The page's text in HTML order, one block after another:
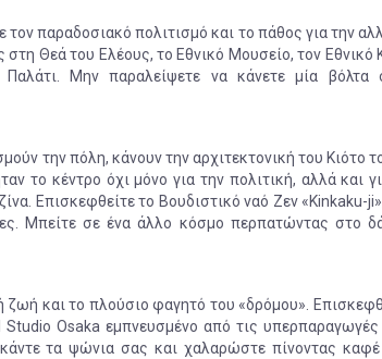
παραδοσιακό πολιτισμό και το πάθος για την
στη Θεά του Ελέους, το Εθνικό Μουσείο, τον Εθνικό
Μην παραλείψετε να κάνετε μία βόλτα
την πόλη, κάνουν την αρχιτεκτονική του Κιότο
το κέντρο όχι μόνο για την πολιτική, αλλά και
Επισκεφθείτε το Βουδιστικό ναό Ζεν «Kinkaku-
Μπείτε σε ένα άλλο κόσμο περπατώντας στο
ζωή και το πλούσιο φαγητό του «δρόμου».
Osaka εμπνευσμένο από τις
τα ψώνια σας και χαλαρώστε πίνοντας